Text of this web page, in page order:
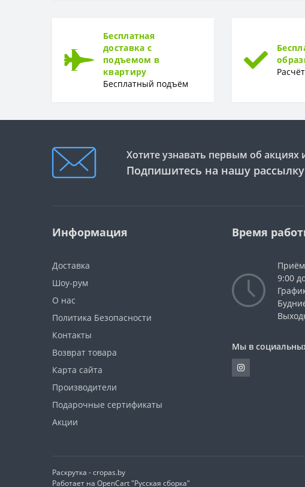
Бесплатная
доставка с
подъемом в
квартиру
Бесплатный подъём
Хотите узнавать первым об акциях
Подпишитесь на нашу рассылку
Информация
Доставка
Шоу-рум
О нас
Политика Безопасности
Контакты
Возврат товара
Карта сайта
Производители
Подарочные сертификаты
Акции
Время
Приём
9:00
Мы в
Раскрутка -cropas.by
Работает на OpenCart "Русская сборка"